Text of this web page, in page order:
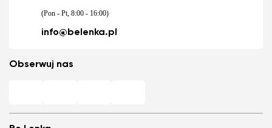
(Pon - Pt, 8:00 - 16:00)
info@belenka.pl
Obserwuj nas